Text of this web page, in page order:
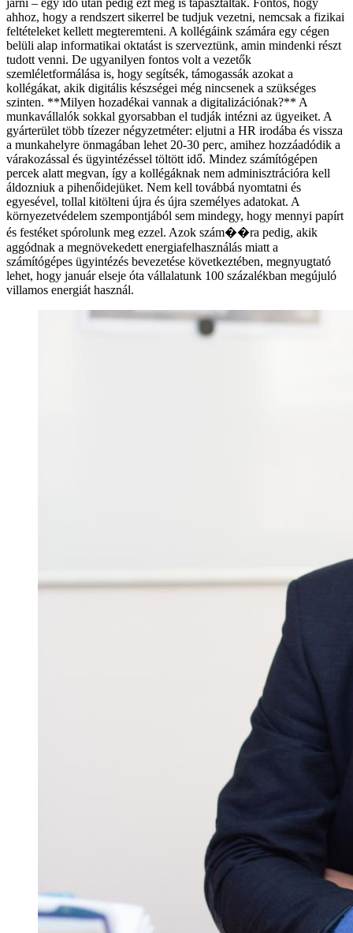
járni – egy idő után pedig ezt meg is tapasztalták. Fontos, hogy
ahhoz, hogy a rendszert sikerrel be tudjuk vezetni, nemcsak a fizikai
feltételeket kellett megteremteni. A kollégáink számára egy cégen
belüli alap informatikai oktatást is szerveztünk, amin mindenki részt
tudott venni. De ugyanilyen fontos volt a vezetők
szemléletformálása is, hogy segítsék, támogassák azokat a
kollégákat, akik digitális készségei még nincsenek a szükséges
szinten. **Milyen hozadékai vannak a digitalizációnak?** A
munkavállalók sokkal gyorsabban el tudják intézni az ügyeiket. A
gyárterület több tízezer négyzetméter: eljutni a HR irodába és vissza
a munkahelyre önmagában lehet 20-30 perc, amihez hozzáadódik a
várakozással és ügyintézéssel töltött idő. Mindez számítógépen
percek alatt megvan, így a kollégáknak nem adminisztrációra kell
áldozniuk a pihenőidejüket. Nem kell továbbá nyomtatni és
egyesével, tollal kitölteni újra és újra személyes adatokat. A
környezetvédelem szempontjából sem mindegy, hogy mennyi papírt
és festéket spórolunk meg ezzel. Azok szám��ra pedig, akik
aggódnak a megnövekedett energiafelhasználás miatt a
számítógépes ügyintézés bevezetése következtében, megnyugtató
lehet, hogy január elseje óta vállalatunk 100 százalékban megújuló
villamos energiát használ.